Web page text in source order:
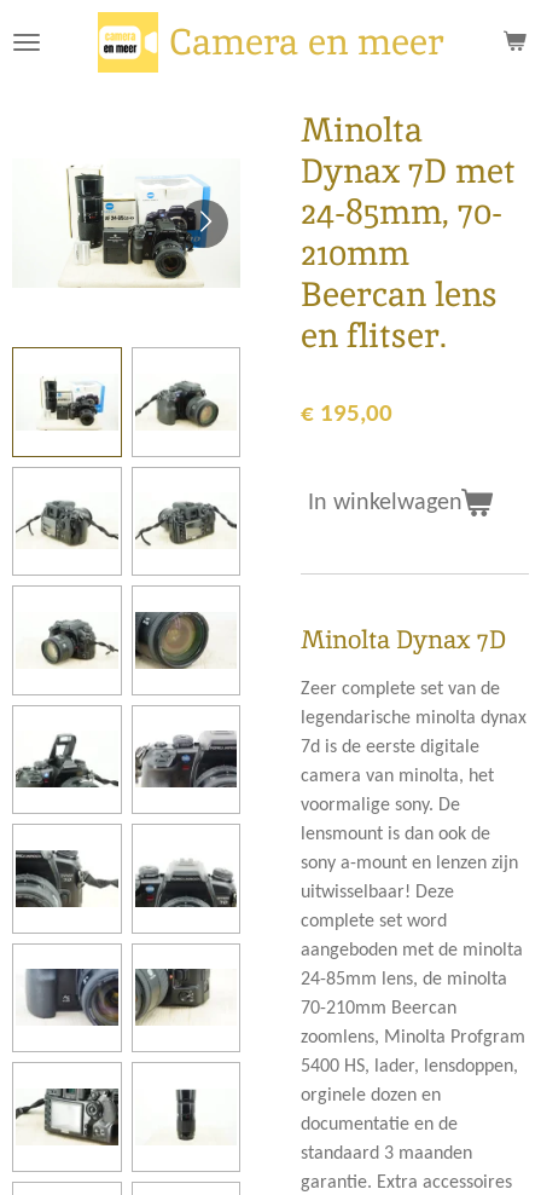
direct
Camera en meer
Minolta
Dynax 7D met
24-85mm, 70-
210mm
Beercan lens
en flitser.
€ 195,00
In winkelwagen
Minolta Dynax 7D
Zeer complete set van de
legendarische minolta dynax
7d is de eerste digitale
camera van minolta, het
voormalige sony. De
lensmount is dan ook de
sony a-mount en lenzen zijn
uitwisselbaar! Deze
complete set word
aangeboden met de minolta
24-85mm lens, de minolta
70-210mm Beercan
zoomlens, Minolta Profgram
5400 HS, lader, lensdoppen,
orginele dozen en
documentatie en de
standaard 3 maanden
garantie. Extra accessoires